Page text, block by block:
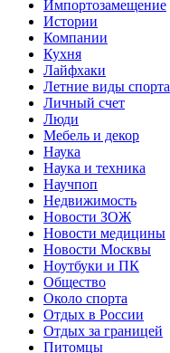
Импортозамещение
Истории
Компании
Кухня
Лайфхаки
Летние виды спорта
Личный счет
Люди
Мебель и декор
Наука
Наука и техника
Научпоп
Недвижимость
Новости ЗОЖ
Новости медицины
Новости Москвы
Ноутбуки и ПК
Общество
Около спорта
Отдых в России
Отдых за границей
Питомцы